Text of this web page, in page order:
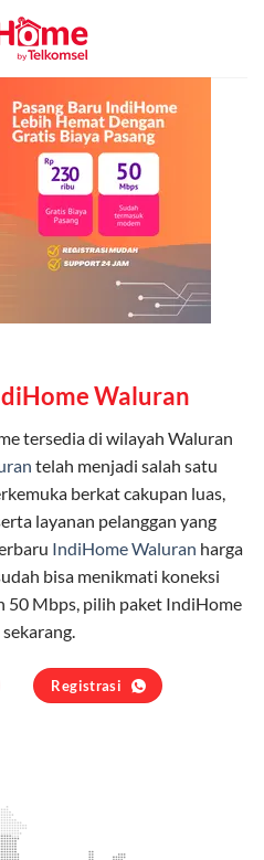
Waluran
tersedia di wilayah Waluran
telah menjadi salah satu
berkat cakupan luas,
layanan pelanggan yang
IndiHome Waluran harga
bisa menikmati koneksi
50 Mbps, pilih paket IndiHome
sekarang.
Registrasi